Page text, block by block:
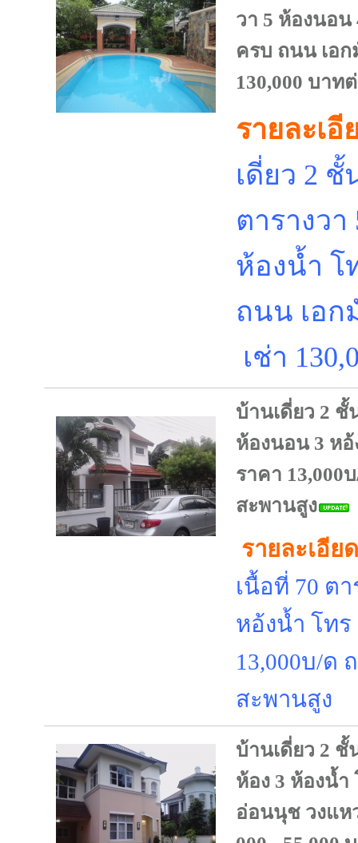
วา 5 ห้องนอน
ครบ ถนน เอก
130,000 บาท
รายละเอี
เดี่ยว 2 ชั้
ตารางว
ห้องน้ำ โ
ถนน เอก
เช่า
บ้านเดี่ยว 2 ชั้
ห้องนอน 3 หอ้
ราคา
สะพานสูง
รายละเอีย
เนื้อที่ 70 ต
หอ้งน้ำ โท
13,000บ/ด
สะพานสูง
บ้านเดี่ยว 2 ชั้
ห้อง 3 ห้องน้ำ
อ่อนนุช วงแห